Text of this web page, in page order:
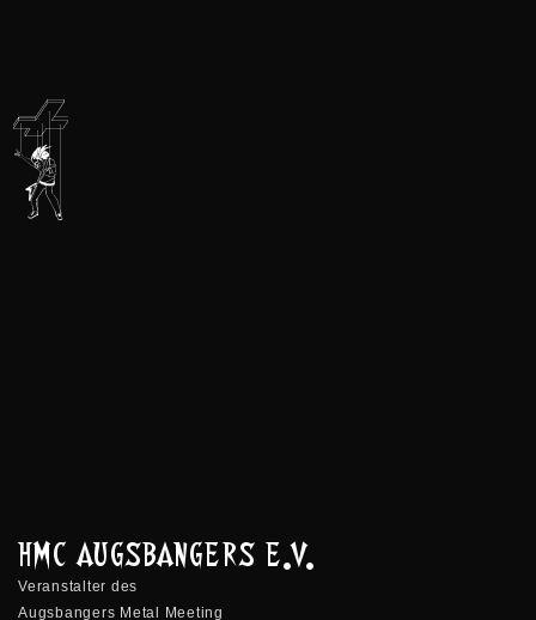
HMC AUGSBANGERS E.V.
Veranstalter des
Augsbangers Metal Meeting